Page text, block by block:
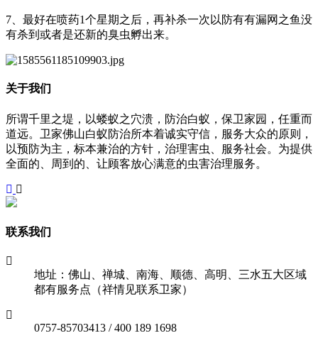
7、最好在喷药1个星期之后，再补杀一次以防有有漏网之鱼没
有杀到或者是还新的臭虫孵出来。
关于我们
所谓千里之堤，以蝼蚁之穴溃，防治白蚁，保卫家园，任重而
道远。卫家佛山白蚁防治所本着诚实守信，服务大众的原则，
以预防为主，标本兼治的方针，治理害虫、服务社会。为提供
全面的、周到的、让顾客放心满意的虫害治理服务。
联系我们
地址：佛山、禅城、南海、顺德、高明、三水五大区域
都有服务点（祥情见联系卫家）
0757-85703413 / 400 189 1698